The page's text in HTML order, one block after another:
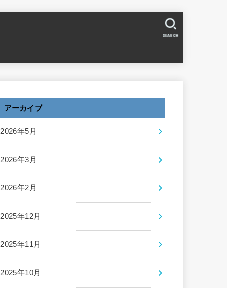
SEARCH
アーカイブ
2026年5月
2026年3月
2026年2月
2025年12月
2025年11月
2025年10月